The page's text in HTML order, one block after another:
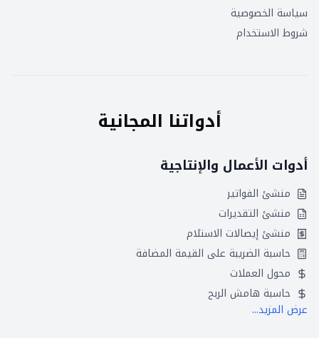
سياسة الخصوصية
شروط الاستخدام
أدواتنا المجانية
أدوات الأعمال والإنتاجية
منشئ الفواتير
منشئ التقديرات
منشئ إيصالات الاستلام
حاسبة الضريبة على القيمة المضافة
محول العملات
حاسبة هامش الربح
عرض المزيد...